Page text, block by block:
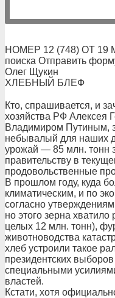
НОМЕР 12 (748) ОТ 19
поиска Отправить
Олег Щукин
ХЛЕБНЫЙ БЛЕФ
Кто, спрашивается, и
хозяйства РФ Алексея
Владимиром Путиным,
небывалый для наших
урожай — 85 млн. тонн
правительству в
продовольственные
В прошлом году, куда
климатическим, и по
согласно
но этого зерна хватило
целых 12 млн. тонн),
животноводства
хлеб устроили такое
президентских
специальными
властей.
Кстати, хотя